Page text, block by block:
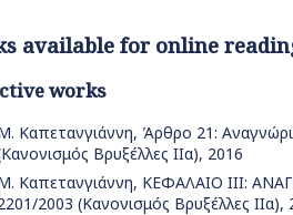
available for online
works
Καπετανγιάννη, Άρθρο 21:
Βρυξέλλες ΙΙα), 2016
Καπετανγιάννη, ΚΕΦΑΛΑΙΟ ΙΙI:
2003 (Κανονισμός Βρυξέλλες ΙΙα),